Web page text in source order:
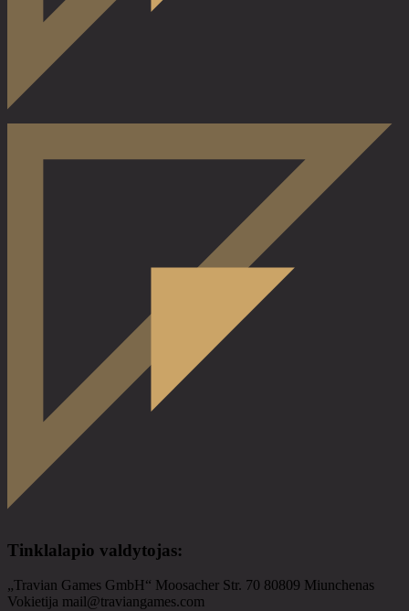
Tinklalapio valdytojas:
„Travian Games GmbH“ Moosacher Str. 70 80809 Miunchenas
Vokietija mail@traviangames.com